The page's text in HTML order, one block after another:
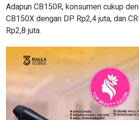
Adapun CB150R, konsumen cukup
CB150X dengan DP Rp2,4 juta, dan
Rp2,8 juta.